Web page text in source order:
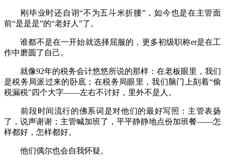
刚毕业时还自诩“不为五斗米折腰”，如今也是在主管面
前“是是是”的“老好人”了。
谁都不是在一开始就选择屈服的，更多初级职称er是在工
作中磨圆了自己。
就像92年的税务会计悠悠所说的那样：在老板眼里，我们
是税务局派过来的卧底；在税务局眼里，我们脑门上刻着“偷
税漏税”四个大字——左右不讨好，里外不是人。
前段时间流行的佛系词是对他们的最好写照：主管表扬
了，说声谢谢；主管喊加班了，平平静静地点份加班餐——怎
样都好，怎样都好。
他们偶尔也会自我怀疑。